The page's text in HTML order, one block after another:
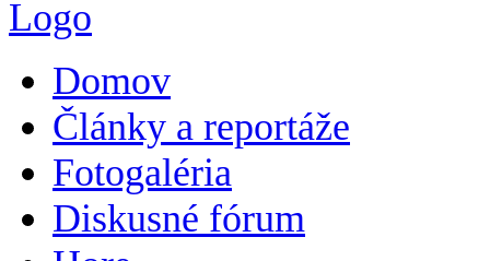
Domov
Články a reportáže
Fotogaléria
Diskusné fórum